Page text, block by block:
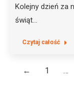
Kolejny dzień za
świąt…
Czytaj całość
← 1 …